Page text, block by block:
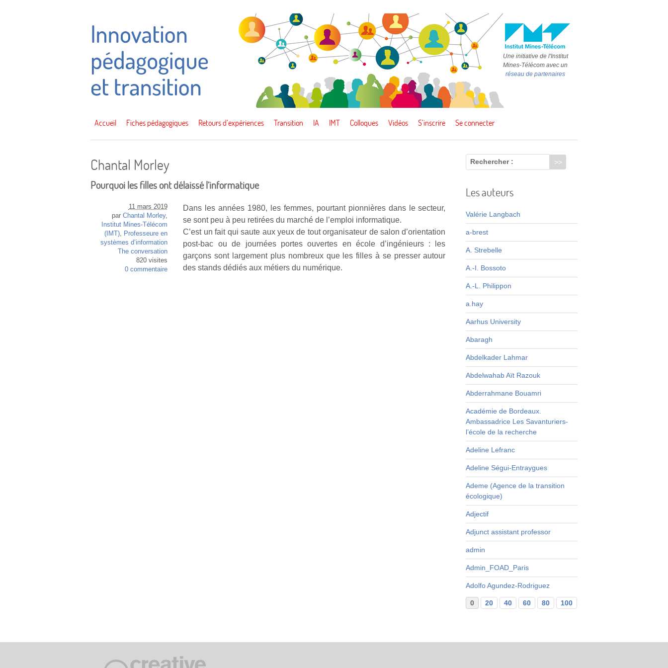
Une initiative de l'Institut
Mines-Télécom avec un
réseau de partenaires
Accueil Fiches pédagogiques Retours d’expériences Transition IA IMT Colloques Vidéos S’inscrire Se connecter
Chantal Morley
Pourquoi les filles ont délaissé l’informatique
Dans les années 1980, les femmes, pourtant pionnières dans le secteur,
se sont peu à peu retirées du marché de l’emploi informatique.
C’est un fait qui saute aux yeux de tout organisateur de salon d’orientation
post-bac ou de journées portes ouvertes en école d’ingénieurs : les
garçons sont largement plus nombreux que les filles à se presser autour
des stands dédiés aux métiers du numérique.
11 mars 2019
par Chantal Morley,
Institut Mines-Télécom
(IMT),
Professeure en
systèmes d’information
The conversation
820 visites
0 commentaire
Rechercher :
Les auteurs
Valérie Langbach
a-brest
A. Strebelle
A.-I. Bossoto
A.-L. Philippon
a.hay
Aarhus University
Abaragh
Abdelkader Lahmar
Abdelwahab Aït Razouk
Abderrahmane Bouamri
Académie de Bordeaux.
Ambassadrice Les Savanturiers-
l’école de la recherche
Adeline Lefranc
Adeline Ségui-Entraygues
Ademe (Agence de la transition
écologique)
Adjectif
Adjunct assistant professor
admin
Admin_FOAD_Paris
Adolfo Agundez-Rodriguez
0 20 40 60 80 100